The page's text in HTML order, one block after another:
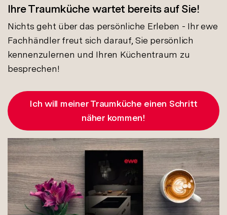
Ihre Traumküche wartet bereits auf Sie!
Nichts geht über das persönliche Erleben - Ihr ewe
Fachhändler freut sich darauf, Sie persönlich
kennenzulernen und Ihren Küchentraum zu
besprechen!
Ich will meiner Traumküche einen Schritt
näher kommen!